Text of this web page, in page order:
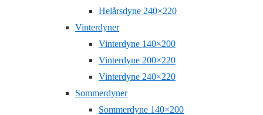
Helårsdyne 240×220
Vinterdyner
Vinterdyne 140×200
Vinterdyne 200×220
Vinterdyne 240×220
Sommerdyner
Sommerdyne 140×200